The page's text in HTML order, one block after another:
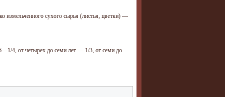
измельченного сухого сырья (листья, цветки) —
4, от четырех до семи лет — 1/3, от семи до